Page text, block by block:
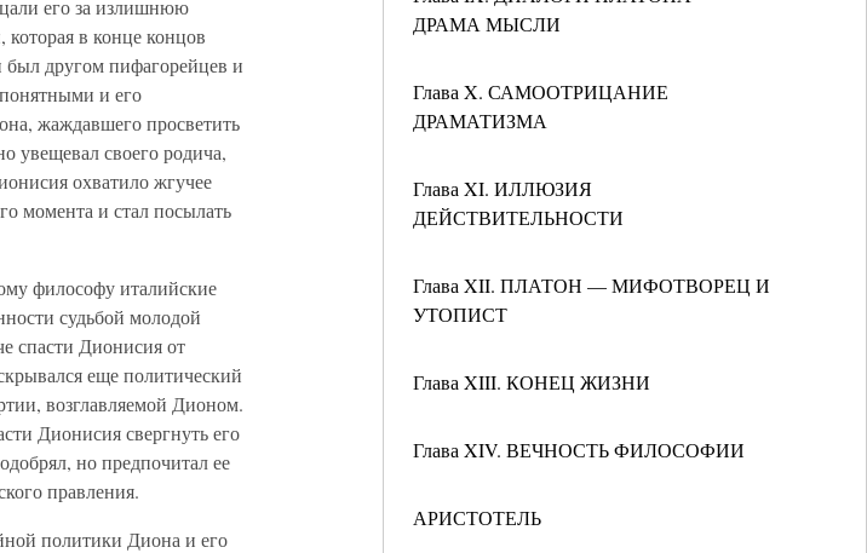
ДРАМА МЫСЛИ
Глава X. САМООТРИЦАНИЕ
ДРАМАТИЗМА
Глава XI. ИЛЛЮЗИЯ
ДЕЙСТВИТЕЛЬНОСТИ
Глава XII. ПЛАТОН — МИФОТВОРЕЦ И
УТОПИСТ
Глава XIII. КОНЕЦ ЖИЗНИ
Глава XIV. ВЕЧНОСТЬ ФИЛОСОФИИ
АРИСТОТЕЛЬ
его за излишнюю
которая в конце концов
другом пифагорейцев и
и его
жаждавшего просветить
увещевал своего родича,
охватило жгучее
момента и стал посылать
философу италийские
судьбой молодой
спасти Дионисия от
еще политический
возглавляемой Дионом.
Дионисия свергнуть его
но предпочитал ее
правления.
политики Диона и его